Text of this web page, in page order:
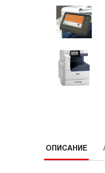
ОПИСАНИЕ